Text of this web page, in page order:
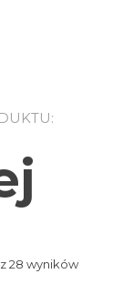
28 wyników